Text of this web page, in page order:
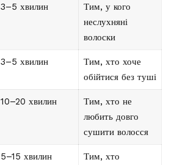
3–5 хвилин
Тим, у кого
неслухняні
волоски
3–5 хвилин
Тим, хто хоче
обійтися без туші
10–20 хвилин
Тим, хто не
любить довго
сушити волосся
5–15 хвилин
Тим, хто